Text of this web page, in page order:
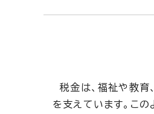
税金は、福祉や教育
を支えています。こ